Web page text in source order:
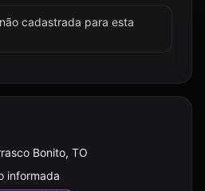
cadastrada para esta
Bonito, TO
informada